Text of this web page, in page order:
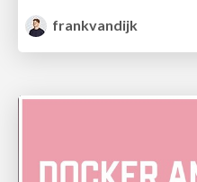
frankvandijk